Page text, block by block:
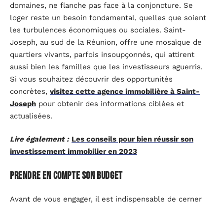
domaines, ne flanche pas face à la conjoncture. Se
loger reste un besoin fondamental, quelles que soient
les turbulences économiques ou sociales. Saint-
Joseph, au sud de la Réunion, offre une mosaïque de
quartiers vivants, parfois insoupçonnés, qui attirent
aussi bien les familles que les investisseurs aguerris.
Si vous souhaitez découvrir des opportunités
concrètes, visitez cette agence immobilière à Saint-
Joseph pour obtenir des informations ciblées et
actualisées.
Lire également : Les conseils pour bien réussir son
investissement immobilier en 2023
Prendre en compte son budget
Avant de vous engager, il est indispensable de cerner